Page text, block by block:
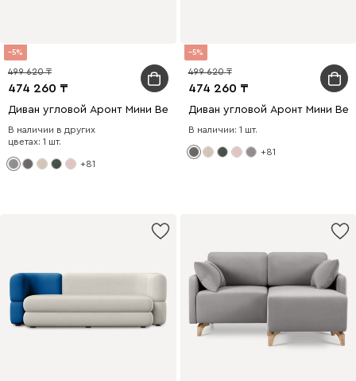
5
474 260
499 620
Диван угловой Аронт Мини Велюр Светло-серый
В наличии в других
цветах: 1 шт.
+81
5
474 260
499 620
Диван угловой Аронт Мини
В наличии: 1 шт.
+81